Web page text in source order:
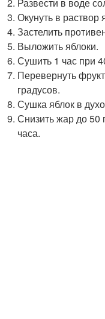
Развести в воде
Окунуть в раствор
Застелить
Выложить яблоки.
Сушить 1 час при
Перевернуть
градусов.
Сушка яблок в
Снизить жар до 50
часа.